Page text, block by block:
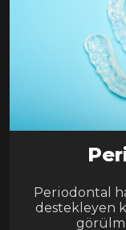
Periodontal
destekleyen